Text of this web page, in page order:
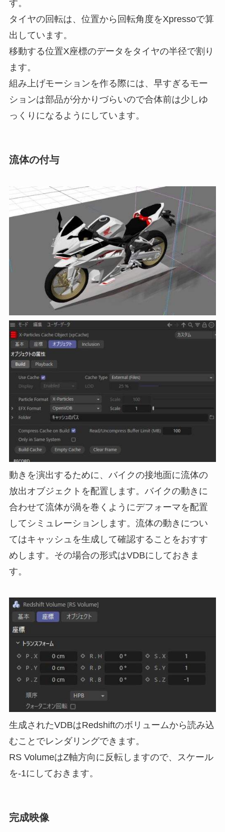
す。
タイヤの回転は、位置から回転角度をXpressoで算
出しています。
移動する位置X座標のデータをタイヤの半径で割り
ます。
組み上げモーションを作る際には、早すぎるモー
ションは部品が分かりづらいので合体前は少しゆ
っくりになるようにしています。
流体の付与
動きを演出するために、バイクの接地面に流体の
放出オブジェクトを配置します。バイクの動きに
合わせて流体が渦を巻くようにデフォーマを配置
してシミュレーションします。流体の動きについ
てはキャッシュを生成して確認することをおすす
めします。その場合の形式はVDBにしておきま
す。
生成されたVDBはRedshiftのボリュームから読み込
むことでレンダリングできます。
RS VolumeはZ軸方向に反転しますので、スケール
を-1にしておきます。
完成映像